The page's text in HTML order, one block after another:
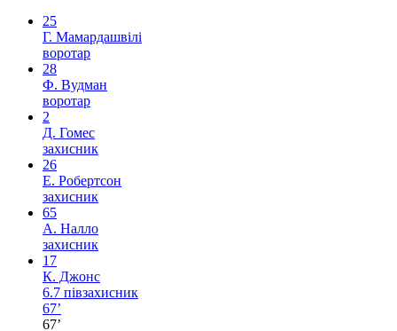
25
Г. Мамардашвілі
воротар
28
Ф. Вудман
воротар
2
Д. Гомес
захисник
26
Е. Робертсон
захисник
65
А. Налло
захисник
17
К. Джонс
6.7 півзахисник
67’
67’